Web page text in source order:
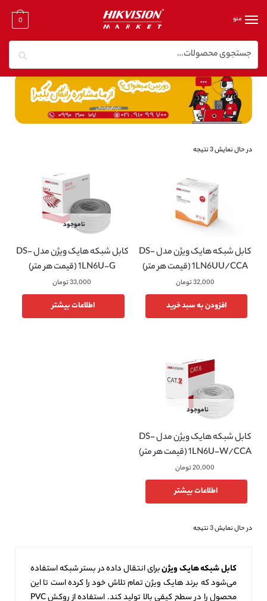
منو 0
خانه / تجهیزات جانبی هایک ویژن
در حال نمایش 3 نتیجه
کابل شبکه هایک ویژن مدل DS-
1LN6UU/CCA (قیمت هر متر)
32,000تومان
افزودن به سبد خرید
ناموجود
کابل شبکه هایک ویژن مدل DS-
1LN6U-G (قیمت هر متر)
33,000تومان
اطلاعات بیشتر
ناموجود
کابل شبکه هایک ویژن مدل DS-
1LN6U-W/CCA (قیمت هر متر)
20,000تومان
اطلاعات بیشتر
در حال نمایش 3 نتیجه
کابل شبکه هایک ویژنبرای انتقال داده در بستر شبکه استفاده
می‌شود که برند هایک ویژن تمام تلاش خود را کرده است تا این
محصول را در سطح کیفی بالا تولید کند. استفاده از روکش PVC